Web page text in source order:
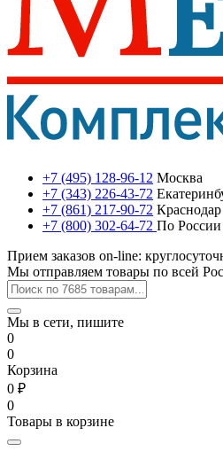
+7 (495) 128-96-12 Москва
+7 (343) 226-43-72
+7 (861) 217-90-72 Краснодар
+7 (800) 302-64-72 По России
Прием заказов on-line:
Мы отправляем товары по всей
Мы в сети, пишите
0
0
Корзина
0 ₽
0
Товары в корзине